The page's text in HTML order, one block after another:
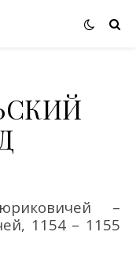
1154 – 1155